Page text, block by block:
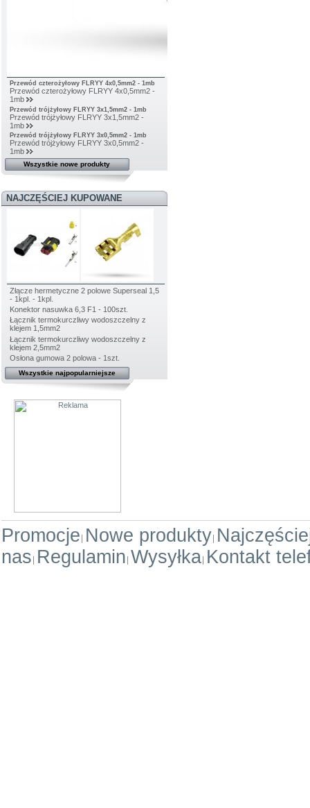
Przewód czterożyłowy FLRYY 4x0,5mm2 - 1mb
Przewód czterożyłowy FLRYY 4x0,5mm2 -
1mb
Przewód trójżyłowy FLRYY 3x1,5mm2 - 1mb
Przewód trójżyłowy FLRYY 3x1,5mm2 -
1mb
Przewód trójżyłowy FLRYY 3x0,5mm2 - 1mb
Przewód trójżyłowy FLRYY 3x0,5mm2 -
1mb
Wszystkie nowe produkty
NAJCZĘŚCIEJ KUPOWANE
Złącze hermetyczne 2 polowe Superseal 1,5
- 1kpl. - 1kpl.
Konektor nasuwka 6,3 F1 - 100szt.
Łącznik termokurczliwy wodoszczelny z
klejem 1,5mm2
Łącznik termokurczliwy wodoszczelny z
klejem 2,5mm2
Osłona gumowa 2 polowa - 1szt.
Wszystkie najpopularniejsze
Promocje Nowe produkty
nas Regulamin Wysyłka Kontakt